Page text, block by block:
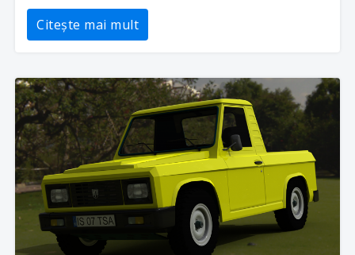
Citește mai mult